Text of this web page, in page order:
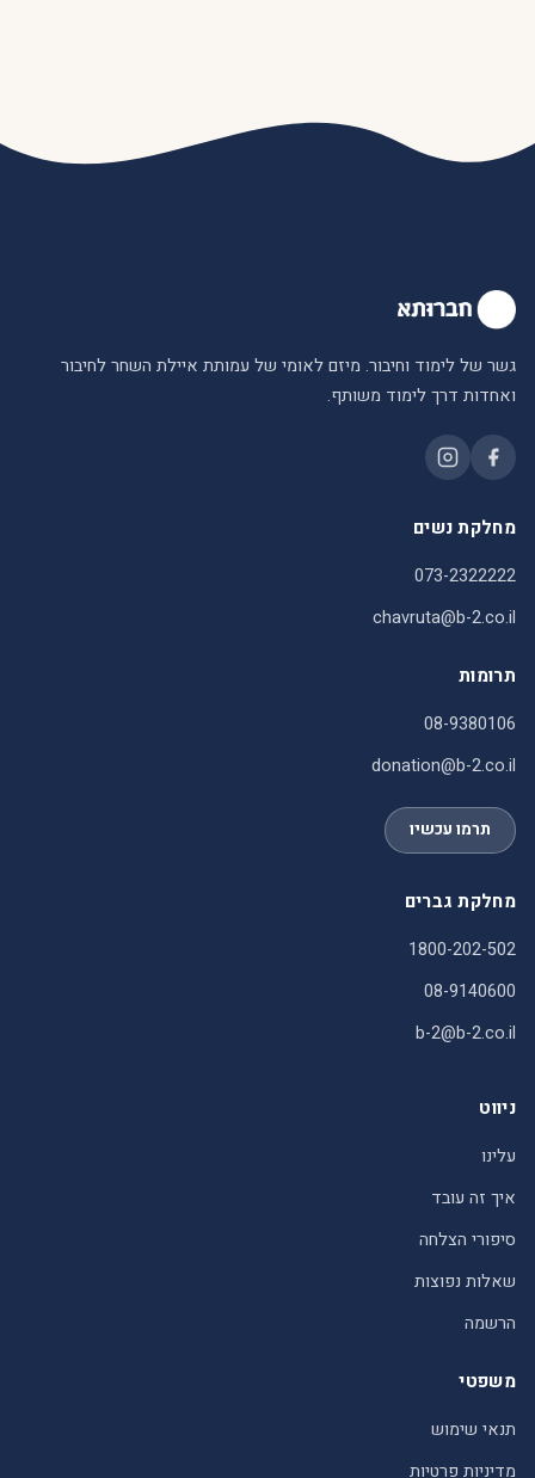
גשר של לימוד וחיבור. מיזם לאומי של עמותת איילת השחר לחיבור
ואחדות דרך לימוד משותף.
מחלקת נשים
073-2322222
chavruta@b-2.co.il
תרומות
08-9380106
donation@b-2.co.il
תרמו עכשיו
מחלקת גברים
1800-202-502
08-9140600
b-2@b-2.co.il
ניווט
עלינו
איך זה עובד
סיפורי הצלחה
שאלות נפוצות
הרשמה
משפטי
תנאי שימוש
מדיניות פרטיות